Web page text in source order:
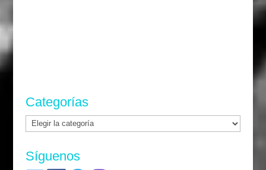
Categorías
Categorías
Síguenos